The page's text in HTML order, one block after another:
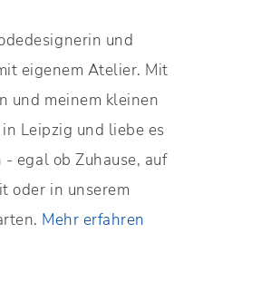
und
eigenem Atelier. Mit
und meinem kleinen
Leipzig und liebe es
- egal ob Zuhause, auf
oder in unserem
Mehr erfahren